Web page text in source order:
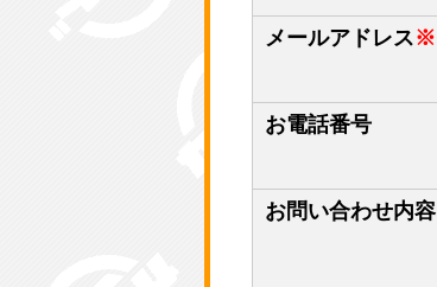
メールアドレス※
お電話番号
お問い合わせ内容